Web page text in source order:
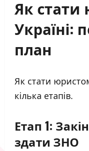
Як стати
Україні:
план
Як стати
кілька етапів.
Етап 1:
здати ЗНО